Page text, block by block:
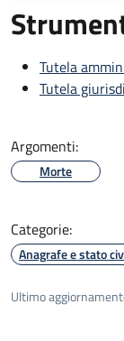
Tutela
Tutela
Argomenti:
Morte
Categorie:
Anagrafe e stato
Ultimo